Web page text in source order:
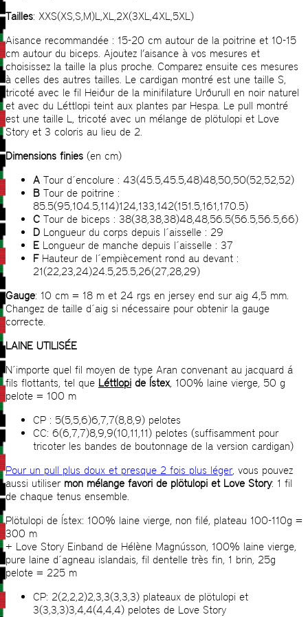
Tailles: XXS(XS,S,M)L,XL,2X(3XL,4XL,5XL)
Aisance recommandée : 15-20 cm autour de la poitrine et 10-15
cm autour du biceps. Ajoutez l’aisance à vos mesures et
choisissez la taille la plus proche. Comparez ensuite ces mesures
à celles des autres tailles. Le cardigan montré est une taille S,
tricoté avec le fil Heiður de la minifilature Urðurull en noir naturel
et avec du Léttlopi teint aux plantes par Hespa. Le pull montré
est une taille L, tricoté avec un mélange de plötulopi et Love
Story et 3 coloris au lieu de 2.
Dimensions finies (en cm)
A Tour d´encolure : 43(45.5,45.5,48)48,50,50(52,52,52)
B Tour de poitrine :
85.5(95,104.5,114)124,133,142(151.5,161,170.5)
C Tour de biceps : 38(38,38,38)48,48,56.5(56.5,56.5,66)
D Longueur du corps depuis l´aisselle : 29
E Longueur de manche depuis l´aisselle : 37
FHauteur de l´empiècement rond au devant :
21(22,23,24)24.5,25.5,26(27,28,29)
Gauge: 10 cm = 18 m et 24 rgs en jersey end sur aig 4,5 mm.
Changez de taille d´aig si nécessaire pour obtenir la gauge
correcte.
LAINE UTILISÉE
N´importe quel fil moyen de type Aran convenant au jacquard á
fils flottants, tel que Léttlopi de Ístex, 100% laine vierge, 50 g
pelote = 100 m
CP : 5(5,5,6)6,7,7(8,8,9) pelotes
CC: 6(6,7,7)8,9,9(10,11,11) pelotes (suffisamment pour
tricoter les bandes de boutonnage de la version cardigan)
Pour un pull plus doux et presque 2 fois plus léger, vous pouvez
aussi utiliser mon mélange favori de plötulopi et Love Story: 1 fil
de chaque tenus ensemble.
Plötulopi de Ístex: 100% laine vierge, non filé, plateau 100-110g =
300 m
+ Love Story Einband de Hélène Magnússon, 100% laine vierge,
pure laine d´agneau islandais, fil dentelle très fin, 1 brin, 25g
pelote = 225 m
CP: 2(2,2,2)2,3,3(3,3,3) plateaux de plötulopi et
3(3,3,3)3,4,4(4,4,4) pelotes de Love Story